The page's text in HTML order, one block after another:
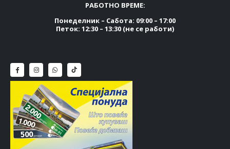
РАБОТНО ВРЕМЕ:
Понеделник – Сабота: 09:00 – 17:00
Петок: 12:30 – 13:30 (не се работи)